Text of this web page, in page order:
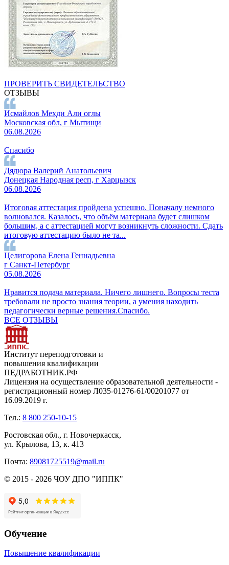
ПРОВЕРИТЬ СВИДЕТЕЛЬСТВО
ОТЗЫВЫ
Исмайлов Мехди Али оглы
Московская обл, г Мытищи
06.08.2026
Спасибо
Дядюра Валерий Анатольевич
Донецкая Народная респ, г Харцызск
06.08.2026
Итоговая аттестация пройдена успешно. Поначалу немного
волновался. Казалось, что объём материала будет слишком
большим, а с аттестацией могут возникнуть сложности. Сдать
итоговую аттестацию было не та...
Целигорова Елена Геннадьевна
г Санкт-Петербург
05.08.2026
Нравится подача материала. Ничего лишнего. Вопросы теста
требовали не просто знания теории, а умения находить
педагогически верные решения.Спасибо.
ВСЕ ОТЗЫВЫ
Институт переподготовки и
повышения квалификации
ПЕДРАБОТНИК.РФ
Лицензия на осуществление образовательной деятельности -
регистрационный номер Л035-01276-61/00201077 от
16.09.2019 г.
Тел.: 8 800 250-10-15
Ростовская обл., г. Новочеркасск,
ул. Крылова, 13, к. 413
Почта: 89081725519@mail.ru
© 2015 - 2026 ЧОУ ДПО "ИППК"
Обучение
Повышение квалификации